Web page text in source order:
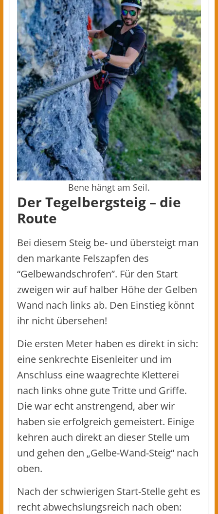
Bene hängt am Seil.
Der Tegelbergsteig – die
Route
Bei diesem Steig be- und übersteigt man
den markante Felszapfen des
“Gelbewandschrofen”. Für den Start
zweigen wir auf halber Höhe der Gelben
Wand nach links ab. Den Einstieg könnt
ihr nicht übersehen!
Die ersten Meter haben es direkt in sich:
eine senkrechte Eisenleiter und im
Anschluss eine waagrechte Kletterei
nach links ohne gute Tritte und Griffe.
Die war echt anstrengend, aber wir
haben sie erfolgreich gemeistert. Einige
kehren auch direkt an dieser Stelle um
und gehen den „Gelbe-Wand-Steig“ nach
oben.
Nach der schwierigen Start-Stelle geht es
recht abwechslungsreich nach oben: